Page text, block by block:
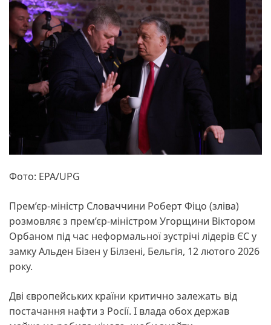
Фото: EPA/UPG
Прем’єр-міністр Словаччини Роберт Фіцо (зліва)
розмовляє з прем’єр-міністром Угорщини Віктором
Орбаном під час неформальної зустрічі лідерів ЄС у
замку Альден Бізен у Білзені, Бельгія, 12 лютого 2026
року.
Дві європейських країни критично залежать від
постачання нафти з Росії. І влада обох держав